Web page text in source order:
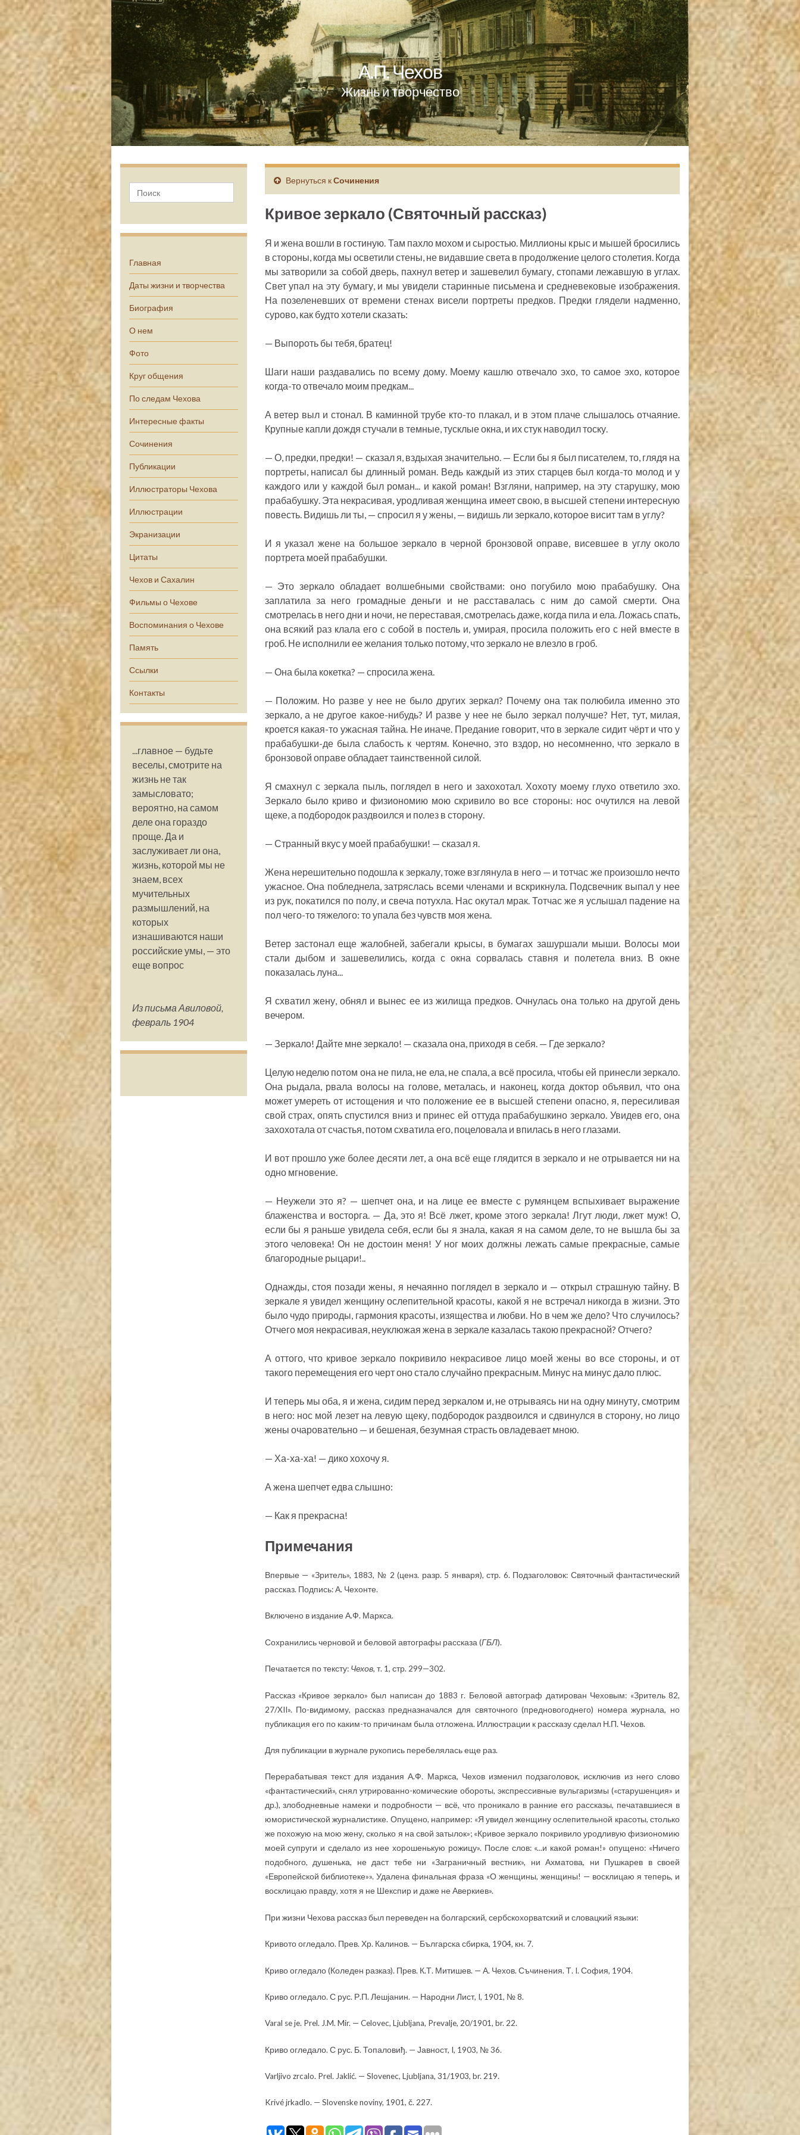
А.П. Чехов
Жизнь и творчество
Главная
Даты жизни и творчества
Биография
О нем
Фото
Круг общения
По следам Чехова
Интересные факты
Сочинения
Публикации
Иллюстраторы Чехова
Иллюстрации
Экранизации
Цитаты
Чехов и Сахалин
Фильмы о Чехове
Воспоминания о Чехове
Память
Ссылки
Контакты
...главное — будьте
веселы, смотрите на
жизнь не так
замысловато;
вероятно, на самом
деле она гораздо
проще. Да и
заслуживает ли она,
жизнь, которой мы не
знаем, всех
мучительных
размышлений, на
которых
изнашиваются наши
российские умы, — это
еще вопрос
Из письма Авиловой,
февраль 1904
Вернуться кСочинения
Кривое зеркало (Святочный рассказ)
Я и жена вошли в гостиную. Там пахло мохом и сыростью. Миллионы крыс и мышей бросились
в стороны, когда мы осветили стены, не видавшие света в продолжение целого столетия. Когда
мы затворили за собой дверь, пахнул ветер и зашевелил бумагу, стопами лежавшую в углах.
Свет упал на эту бумагу, и мы увидели старинные письмена и средневековые изображения.
На позеленевших от времени стенах висели портреты предков. Предки глядели надменно,
сурово, как будто хотели сказать:
— Выпороть бы тебя, братец!
Шаги наши раздавались по всему дому. Моему кашлю отвечало эхо, то самое эхо, которое
когда-то отвечало моим предкам...
А ветер выл и стонал. В каминной трубе кто-то плакал, и в этом плаче слышалось отчаяние.
Крупные капли дождя стучали в темные, тусклые окна, и их стук наводил тоску.
— О, предки, предки! — сказал я, вздыхая значительно. — Если бы я был писателем, то, глядя на
портреты, написал бы длинный роман. Ведь каждый из этих старцев был когда-то молод и у
каждого или у каждой был роман... и какой роман! Взгляни, например, на эту старушку, мою
прабабушку. Эта некрасивая, уродливая женщина имеет свою, в высшей степени интересную
повесть. Видишь ли ты, — спросил я у жены, — видишь ли зеркало, которое висит там в углу?
И я указал жене на большое зеркало в черной бронзовой оправе, висевшее в углу около
портрета моей прабабушки.
— Это зеркало обладает волшебными свойствами: оно погубило мою прабабушку. Она
заплатила за него громадные деньги и не расставалась с ним до самой смерти. Она
смотрелась в него дни и ночи, не переставая, смотрелась даже, когда пила и ела. Ложась спать,
она всякий раз клала его с собой в постель и, умирая, просила положить его с ней вместе в
гроб. Не исполнили ее желания только потому, что зеркало не влезло в гроб.
— Она была кокетка? — спросила жена.
— Положим. Но разве у нее не было других зеркал? Почему она так полюбила именно это
зеркало, а не другое какое-нибудь? И разве у нее не было зеркал получше? Нет, тут, милая,
кроется какая-то ужасная тайна. Не иначе. Предание говорит, что в зеркале сидит чёрт и что у
прабабушки-де была слабость к чертям. Конечно, это вздор, но несомненно, что зеркало в
бронзовой оправе обладает таинственной силой.
Я смахнул с зеркала пыль, поглядел в него и захохотал. Хохоту моему глухо ответило эхо.
Зеркало было криво и физиономию мою скривило во все стороны: нос очутился на левой
щеке, а подбородок раздвоился и полез в сторону.
— Странный вкус у моей прабабушки! — сказал я.
Жена нерешительно подошла к зеркалу, тоже взглянула в него — и тотчас же произошло нечто
ужасное. Она побледнела, затряслась всеми членами и вскрикнула. Подсвечник выпал у нее
из рук, покатился по полу, и свеча потухла. Нас окутал мрак. Тотчас же я услышал падение на
пол чего-то тяжелого: то упала без чувств моя жена.
Ветер застонал еще жалобней, забегали крысы, в бумагах зашуршали мыши. Волосы мои
стали дыбом и зашевелились, когда с окна сорвалась ставня и полетела вниз. В окне
показалась луна...
Я схватил жену, обнял и вынес ее из жилища предков. Очнулась она только на другой день
вечером.
— Зеркало! Дайте мне зеркало! — сказала она, приходя в себя. — Где зеркало?
Целую неделю потом она не пила, не ела, не спала, а всё просила, чтобы ей принесли зеркало.
Она рыдала, рвала волосы на голове, металась, и наконец, когда доктор объявил, что она
может умереть от истощения и что положение ее в высшей степени опасно, я, пересиливая
свой страх, опять спустился вниз и принес ей оттуда прабабушкино зеркало. Увидев его, она
захохотала от счастья, потом схватила его, поцеловала и впилась в него глазами.
И вот прошло уже более десяти лет, а она всё еще глядится в зеркало и не отрывается ни на
одно мгновение.
— Неужели это я? — шепчет она, и на лице ее вместе с румянцем вспыхивает выражение
блаженства и восторга. — Да, это я! Всё лжет, кроме этого зеркала! Лгут люди, лжет муж! О,
если бы я раньше увидела себя, если бы я знала, какая я на самом деле, то не вышла бы за
этого человека! Он не достоин меня! У ног моих должны лежать самые прекрасные, самые
благородные рыцари!..
Однажды, стоя позади жены, я нечаянно поглядел в зеркало и — открыл страшную тайну. В
зеркале я увидел женщину ослепительной красоты, какой я не встречал никогда в жизни. Это
было чудо природы, гармония красоты, изящества и любви. Но в чем же дело? Что случилось?
Отчего моя некрасивая, неуклюжая жена в зеркале казалась такою прекрасной? Отчего?
А оттого, что кривое зеркало покривило некрасивое лицо моей жены во все стороны, и от
такого перемещения его черт оно стало случайно прекрасным. Минус на минус дало плюс.
И теперь мы оба, я и жена, сидим перед зеркалом и, не отрываясь ни на одну минуту, смотрим
в него: нос мой лезет на левую щеку, подбородок раздвоился и сдвинулся в сторону, но лицо
жены очаровательно — и бешеная, безумная страсть овладевает мною.
— Ха-ха-ха! — дико хохочу я.
А жена шепчет едва слышно:
— Как я прекрасна!
Примечания
Впервые — «Зритель», 1883, № 2 (ценз. разр. 5 января), стр. 6. Подзаголовок: Святочный фантастический
рассказ. Подпись: А. Чехонте.
Включено в издание А.Ф. Маркса.
Сохранились черновой и беловой автографы рассказа (ГБЛ).
Печатается по тексту: Чехов, т. 1, стр. 299—302.
Рассказ «Кривое зеркало» был написан до 1883 г. Беловой автограф датирован Чеховым: «Зритель 82,
27/XII». По-видимому, рассказ предназначался для святочного (предновогоднего) номера журнала, но
публикация его по каким-то причинам была отложена. Иллюстрации к рассказу сделал Н.П. Чехов.
Для публикации в журнале рукопись перебелялась еще раз.
Перерабатывая текст для издания А.Ф. Маркса, Чехов изменил подзаголовок, исключив из него слово
«фантастический», снял утрированно-комические обороты, экспрессивные вульгаризмы («старушенция» и
др.), злободневные намеки и подробности — всё, что проникало в ранние его рассказы, печатавшиеся в
юмористической журналистике. Опущено, например: «Я увидел женщину ослепительной красоты, столько
же похожую на мою жену, сколько я на свой затылок»; «Кривое зеркало покривило уродливую физиономию
моей супруги и сделало из нее хорошенькую рожицу». После слов: «...и какой роман!» опущено: «Ничего
подобного, душенька, не даст тебе ни «Заграничный вестник», ни Ахматова, ни Пушкарев в своей
«Европейской библиотеке»». Удалена финальная фраза «О женщины, женщины! — восклицаю я теперь, и
восклицаю правду, хотя я не Шекспир и даже не Аверкиев».
При жизни Чехова рассказ был переведен на болгарский, сербскохорватский и словацкий языки:
Кривото огледало. Прев. Хр. Калинов. — Българска сбирка, 1904, кн. 7.
Криво огледало (Коледен разказ). Прев. К.Т. Митишев. — А. Чехов. Съчинения. Т. I. София, 1904.
Криво огледало. С рус. Р.П. Лешјанин. — Народни Лист, I, 1901, № 8.
Varal se je. Prel. J.M. Mir. — Celovec, Ljubljana, Prevalje, 20/1901, br. 22.
Криво огледало. С рус. Б. Топаловиђ. — Јавност, I, 1903, № 36.
Varljivo zrcalo. Prel. Jaklić. — Slovenec, Ljubljana, 31/1903, br. 219.
Krivé jrkadlo. — Slovenske noviny, 1901, č. 227.